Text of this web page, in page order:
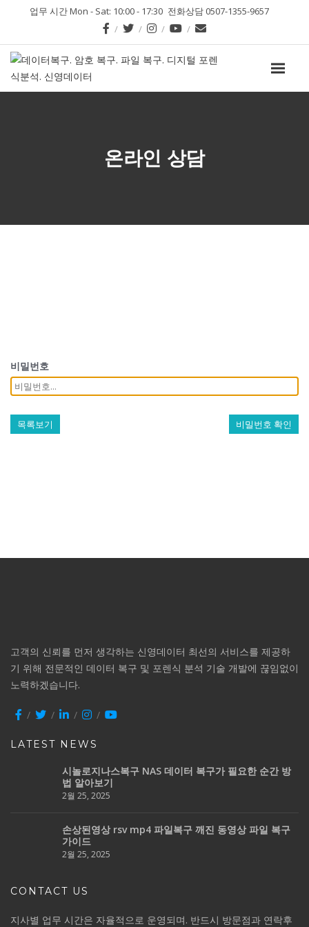
업무 시간 Mon - Sat: 10:00 - 17:30 전화상담 0507-1355-9657
온라인 상담
비밀번호
목록보기 비밀번호 확인
고객의 신뢰를 먼저 생각하는 신영데이터 최선의 서비스를 제공하
기 위해 전문적인 데이터 복구 및 포렌식 분석 기술 개발에 끊임없이
노력하겠습니다.
LATEST NEWS
시놀로지나스복구 NAS 데이터 복구가 필요한 순간 방
법 알아보기
2월 25, 2025
손상된영상 rsv mp4 파일복구 깨진 동영상 파일 복구
가이드
2월 25, 2025
CONTACT US
지사별 업무 시간은 자율적으로 운영되며. 반드시 방문점과 연락후